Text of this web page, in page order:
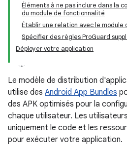
Éléments à ne pas inclure dans la
du module de fonctionnalité
Établir une relation avec le module
Spécifier des règles ProGuard
Déployer votre application
Le modèle de distribution
utilise des Android App Bundles
des APK optimisés pour la
chaque utilisateur. Les
uniquement le code et les
pour exécuter votre application.